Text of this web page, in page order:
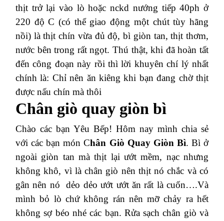
thịt trở lại vào lò hoặc nckd nướng tiếp 40ph ở
220 độ C (có thể giao động một chút tùy hãng
nồi) là thịt chín vừa đủ độ, bì giòn tan, thịt thơm,
nước bên trong rất ngọt. Thú thật, khi đã hoàn tất
đến công đoạn này rồi thì lời khuyên chí lý nhất
chính là: Chỉ nên ăn kiêng khi bạn đang chờ thịt
được nấu chín mà thôi
Chân giò quay giòn bì
Chào các bạn Yêu Bếp! Hôm nay mình chia sẻ
với các bạn món Chân Giò Quay Giòn Bì. Bì ở
ngoài giòn tan mà thịt lại ướt mềm, nạc nhưng
không khô, vì là chân giò nên thịt nó chắc và có
gân nên nó dẻo dẻo ướt ướt ăn rất là cuốn….Và
mình bỏ lò chứ không rán nên mỡ chảy ra hết
không sợ béo nhé các bạn. Rửa sạch chân giò và